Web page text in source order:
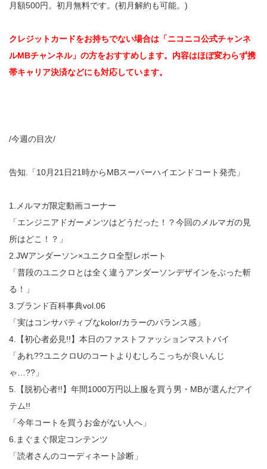
月額500円。初月無料です。(初月解約も可能。)
クレジットカードをお持ちでない場合は「ニコニコ公式チャンネ
ルMBチャンネル」の方をおすすめします。内容はほぼ変わらず携
帯キャリア決済などにも対応しています。
/今週の目次/
告知.「10月21日21時からMBスーパーハイエンドコート発売」
1.メルマガ限定動画コーナー
「エンジニアドガーメンツはどうだった！？今回のメルマガの見
所はどこ！？」
2.JWアンダーソン×ユニクロ全型レポート
「普段のユニクロとは全く違うアンダーソンデザインをぶった斬
る！」
3.ブランド百科事典vol.06
「実はコンサバティブなkolor/カラーのバランス感」
4.【初心者必見!!】本日のファストファッションマストバイ
「あれ??ユニクロUのコートよりむしろこっちが良いんじ
ゃ…??」
5.【脱初心者!!】年間1000万円以上服を買う男・MBが選んだアイ
テム!!
「今年コートを買うお金がない人へ」
6.まぐまぐ限定コンテンツ
「読者さんのコーディネート診断」